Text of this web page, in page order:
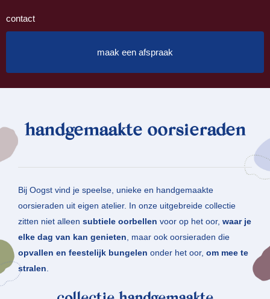
contact
maak een afspraak
handgemaakte oorsieraden
Bij Oogst vind je speelse, unieke en handgemaakte
oorsieraden uit eigen atelier. In onze uitgebreide collectie
zitten niet alleen subtiele oorbellen voor op het oor, waar je
elke dag van kan genieten, maar ook oorsieraden die
opvallen en feestelijk bungelen onder het oor, om mee te
stralen.